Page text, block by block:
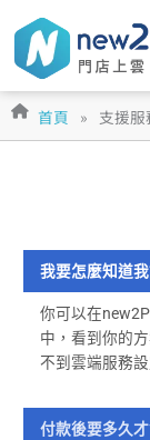
內
首頁 » 支援服
我要怎麼知道
你可以在
中，看到你的
不到雲端服務
付款後要多久